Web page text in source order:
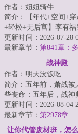
吃肉
作者：妞妞骑牛
简介：【年代+空间+穿
+轻松+无后宫】李有
灾荒年，一个和他同名
人身上，并且...
更新时间：2026-07-28
最新章节： 第841章：
战神殿
作者：明天没饭吃
简介：五年前，萧战被
些丧命：五年后，战神
压世间一切宵小。...
更新时间：2026-08-04
最新章节： 第2978章
让你代管废材班，怎